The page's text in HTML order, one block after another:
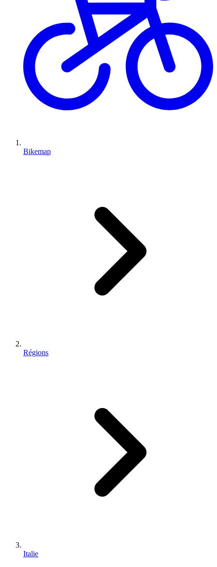
Bikemap
Régions
Italie